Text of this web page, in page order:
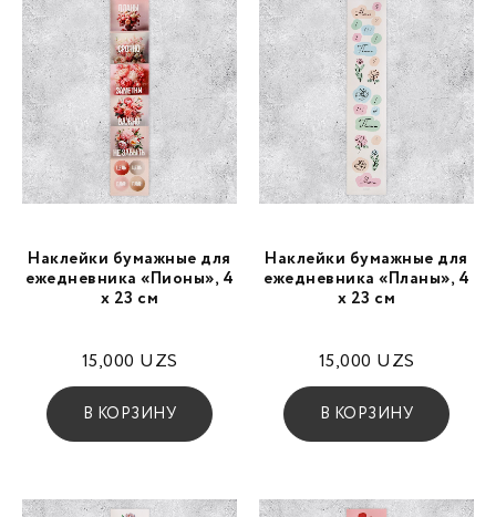
Наклейки бумажные для
ежедневника «Пионы», 4
х 23 см
15,000 UZS
В КОРЗИНУ
Наклейки бумажные для
ежедневника «Планы», 4
х 23 см
15,000 UZS
В КОРЗИНУ